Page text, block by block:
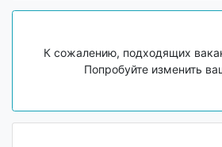
К сожалению, подходящих
Попробуйте изменить